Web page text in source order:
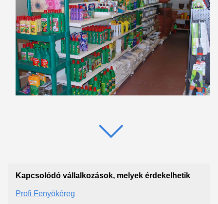
Kapcsolódó vállalkozások, melyek érdekelhetik
Profi Fenyökéreg